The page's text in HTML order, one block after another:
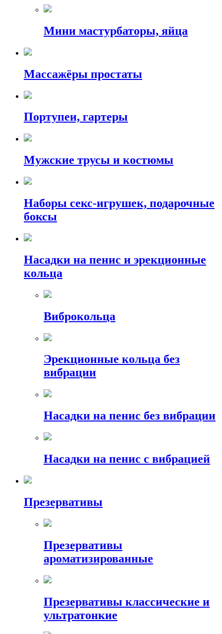
Мини мастурбаторы, яйца
Массажёры простаты
Портупеи, гартеры
Мужские трусы и костюмы
Наборы секс-игрушек, подарочные
боксы
Насадки на пенис и эрекционные
кольца
Виброкольца
Эрекционные кольца без
вибрации
Насадки на пенис без вибрации
Насадки на пенис с вибрацией
Презервативы
Презервативы
ароматизированные
Презервативы классические и
ультратонкие